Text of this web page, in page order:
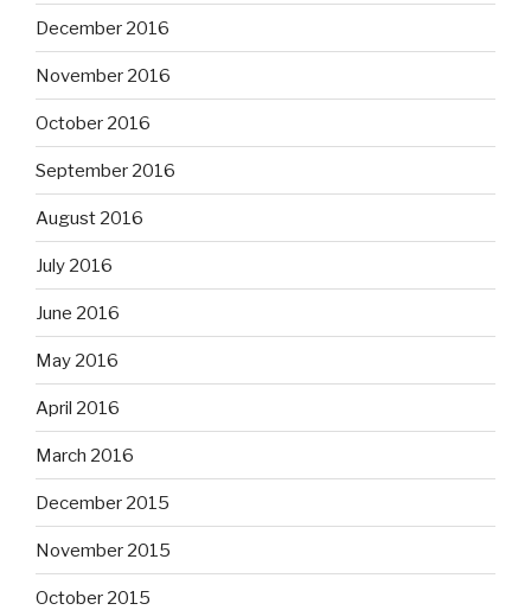
December 2016
November 2016
October 2016
September 2016
August 2016
July 2016
June 2016
May 2016
April 2016
March 2016
December 2015
November 2015
October 2015